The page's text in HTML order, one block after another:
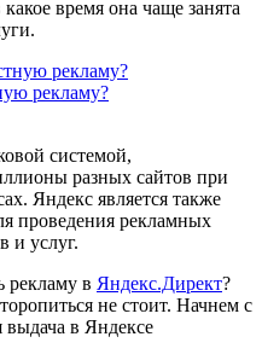
время она чаще занята
рекламу?
системой,
разных сайтов при
Яндекс является также
проведения рекламных
и услуг.
рекламу в Яндекс.Директ?
не стоит. Начнем с
в Яндексе